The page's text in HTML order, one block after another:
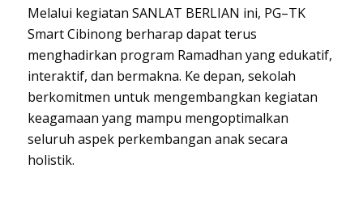
Melalui kegiatan SANLAT BERLIAN ini, PG–TK
Smart Cibinong berharap dapat terus
menghadirkan program Ramadhan yang edukatif,
interaktif, dan bermakna. Ke depan, sekolah
berkomitmen untuk mengembangkan kegiatan
keagamaan yang mampu mengoptimalkan
seluruh aspek perkembangan anak secara
holistik.